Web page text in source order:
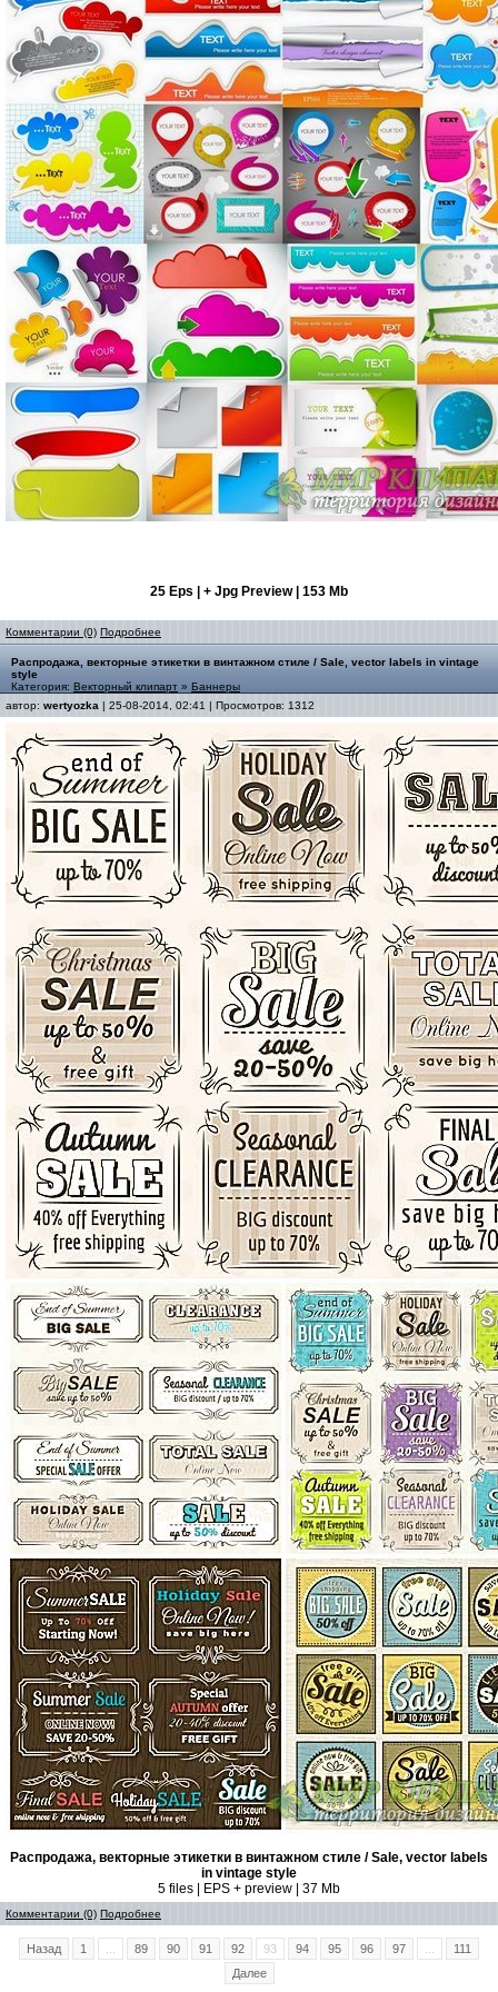
25 Eps | + Jpg Preview | 153 Mb
Комментарии (0) Подробнее
Распродажа, векторные этикетки в винтажном стиле / Sale, vector labels in vintage
style
Категория: Векторный клипарт » Баннеры
автор: wertyozka | 25-08-2014, 02:41 | Просмотров: 1312
Распродажа, векторные этикетки в винтажном стиле / Sale, vector labels
in vintage style
5 files | EPS + preview | 37 Mb
Комментарии (0) Подробнее
Назад 1 89 90 91 92 93 94 95 96 97
111
Далее